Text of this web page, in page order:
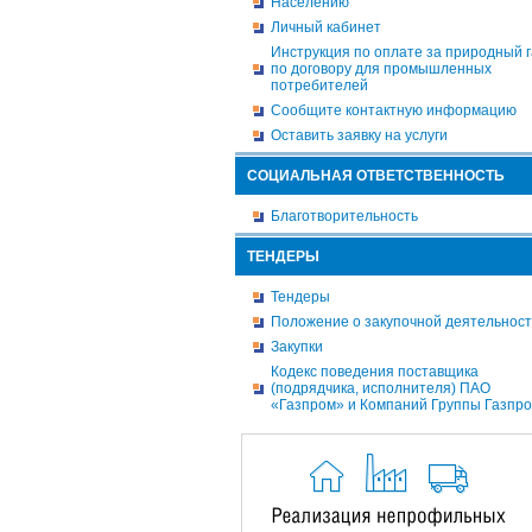
Личный кабинет
Инструкция по оплате за природный
по договору для промышленных
потребителей
Сообщите контактную информацию
Оставить заявку на услуги
СОЦИАЛЬНАЯ ОТВЕТСТВЕННОСТЬ
Благотворительность
ТЕНДЕРЫ
Тендеры
Положение о закупочной
Закупки
Кодекс поведения поставщика
(подрядчика, исполнителя) ПАО
«Газпром» и Компаний Группы